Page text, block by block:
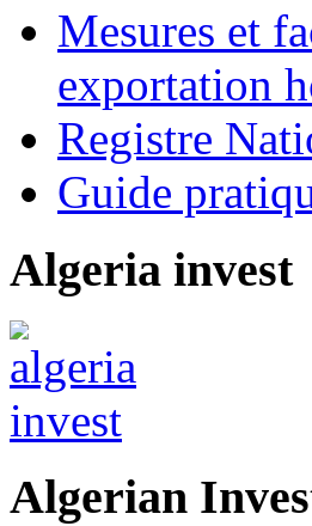
Mesures et
exportation
Registre
Guide
Algeria invest
Algerian